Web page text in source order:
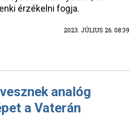
érzékelni fogja.
2023. JÚLIUS 26. 08:39
analóg
a Vaterán